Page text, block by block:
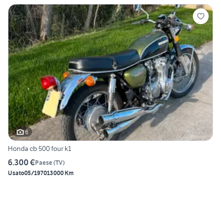
6
Honda cb 500 four k1
6.300 €Paese(TV)
Usato05/197013000 Km